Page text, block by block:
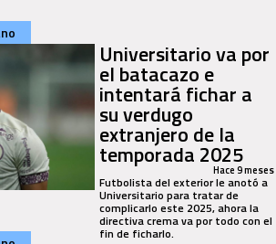
Universitario va por
el batacazo e
intentará fichar a
su verdugo
extranjero de la
temporada 2025Hace 9 meses
Futbolista del exterior le anotó a
Universitario para tratar de
complicarlo este 2025, ahora la
directiva crema va por todo con el
fin de ficharlo.